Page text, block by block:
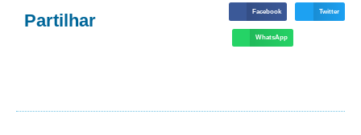
Partilhar Facebook Twitter
WhatsApp